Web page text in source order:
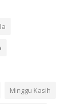
Minggu Kasih